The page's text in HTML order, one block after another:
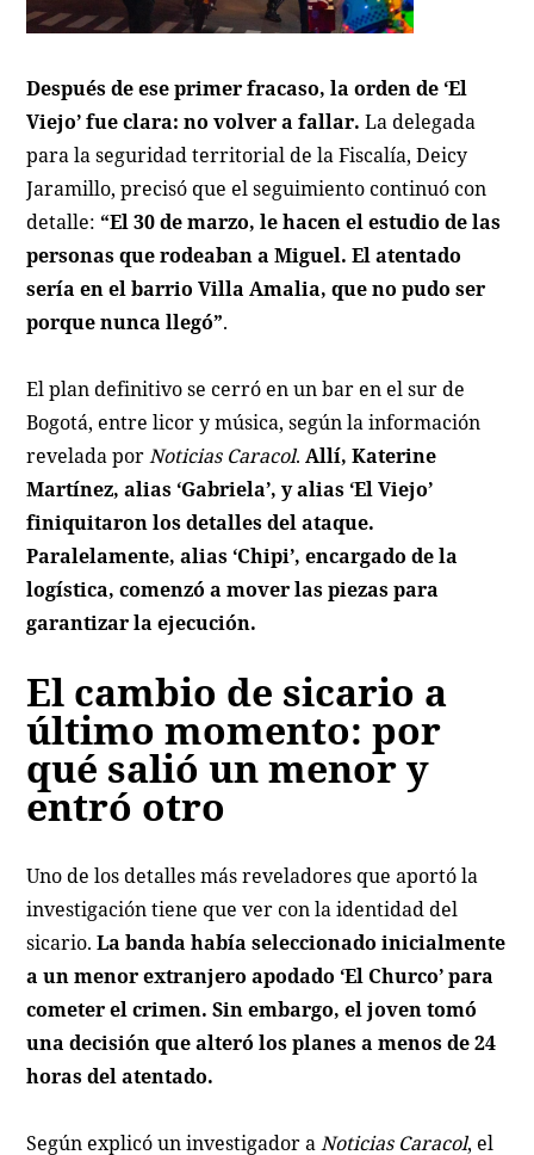
Después de ese primer fracaso, la orden de ‘El
Viejo’ fue clara: no volver a fallar. La delegada
para la seguridad territorial de la Fiscalía, Deicy
Jaramillo, precisó que el seguimiento continuó con
detalle: “El 30 de marzo, le hacen el estudio de las
personas que rodeaban a Miguel. El atentado
sería en el barrio Villa Amalia, que no pudo ser
porque nunca llegó”.
El plan definitivo se cerró en un bar en el sur de
Bogotá, entre licor y música, según la información
revelada porNoticias Caracol.Allí, Katerine
Martínez, alias ‘Gabriela’, y alias ‘El Viejo’
finiquitaron los detalles del ataque.
Paralelamente, alias ‘Chipi’, encargado de la
logística, comenzó a mover las piezas para
garantizar la ejecución.
El cambio de sicario a
último momento: por
qué salió un menor y
entró otro
Uno de los detalles más reveladores que aportó la
investigación tiene que ver con la identidad del
sicario.La banda había seleccionado inicialmente
a un menor extranjero apodado ‘El Churco’ para
cometer el crimen. Sin embargo, el joven tomó
una decisión que alteró los planes a menos de 24
horas del atentado.
Según explicó un investigador aNoticias Caracol, el